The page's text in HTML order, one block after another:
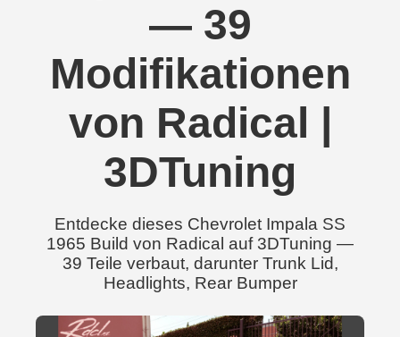
— 39
Modifikationen
von Radical |
3DTuning
Entdecke dieses Chevrolet Impala SS
1965 Build von Radical auf 3DTuning —
39 Teile verbaut, darunter Trunk Lid,
Headlights, Rear Bumper